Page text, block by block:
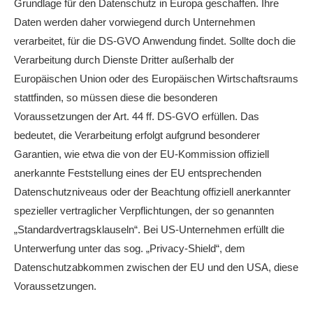
Grundlage für den Datenschutz in Europa geschaffen. Ihre
Daten werden daher vorwiegend durch Unternehmen
verarbeitet, für die DS-GVO Anwendung findet. Sollte doch die
Verarbeitung durch Dienste Dritter außerhalb der
Europäischen Union oder des Europäischen Wirtschaftsraums
stattfinden, so müssen diese die besonderen
Voraussetzungen der Art. 44 ff. DS-GVO erfüllen. Das
bedeutet, die Verarbeitung erfolgt aufgrund besonderer
Garantien, wie etwa die von der EU-Kommission offiziell
anerkannte Feststellung eines der EU entsprechenden
Datenschutzniveaus oder der Beachtung offiziell anerkannter
spezieller vertraglicher Verpflichtungen, der so genannten
„Standardvertragsklauseln“. Bei US-Unternehmen erfüllt die
Unterwerfung unter das sog. „Privacy-Shield“, dem
Datenschutzabkommen zwischen der EU und den USA, diese
Voraussetzungen.